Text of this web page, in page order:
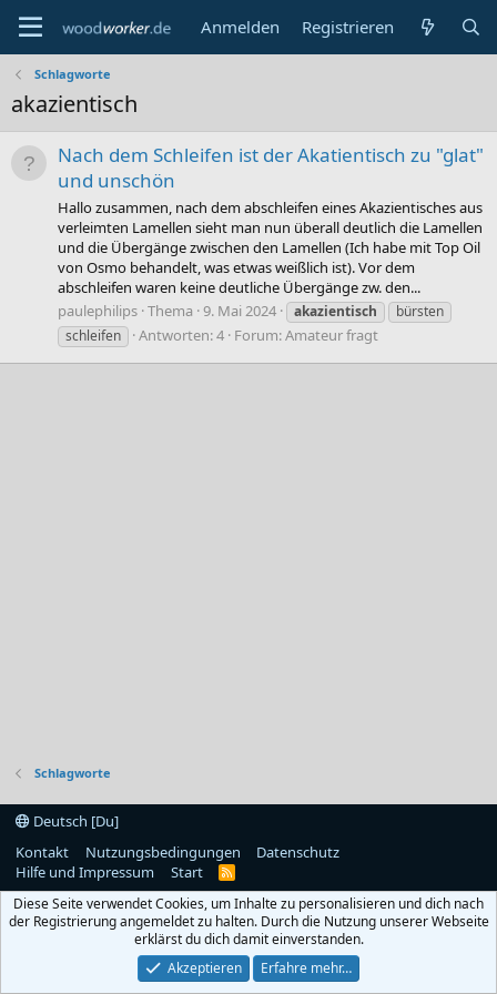
Anmelden Registrieren
Schlagworte
akazientisch
Nach dem Schleifen ist der Akatientisch zu "glat"
und unschön
Hallo zusammen, nach dem abschleifen eines Akazientisches aus
verleimten Lamellen sieht man nun überall deutlich die Lamellen
und die Übergänge zwischen den Lamellen (Ich habe mit Top Oil
von Osmo behandelt, was etwas weißlich ist). Vor dem
abschleifen waren keine deutliche Übergänge zw. den...
paulephilips Thema 9. Mai 2024 akazientisch
bürsten
schleifen
Antworten: 4 Forum:Amateur fragt
Schlagworte
Deutsch [Du]
Kontakt
Nutzungsbedingungen
Datenschutz
Hilfe und Impressum
Start
R
S
Diese Seite verwendet Cookies, um Inhalte zu personalisieren und dich nach
der Registrierung angemeldet zu halten. Durch die Nutzung unserer Webseite
erklärst du dich damit einverstanden.
Akzeptieren
Erfahre mehr…